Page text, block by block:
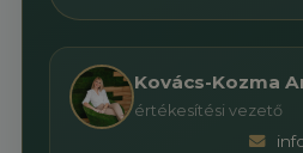
Kovács-Kozma
értékesítési vezető